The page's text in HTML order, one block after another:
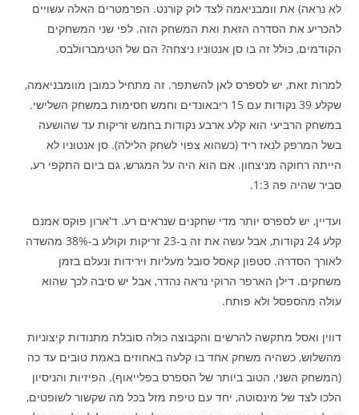
לא נראה) את וומבניאמה לצד לוק קורנט. הפרמטרים האלה עשויים
להכריע את הסדרה הזאת ואת המשחק הזה. לפי שני המשחקים
הקודמים, כולל זה בו סן אנטוניו ניצחה? הם של הטימברוולבס.
למרות זאת, יש לספרס לאן להשתפר. זה מתחיל כמובן מוומבניאמה,
שקלע 39 נקודות עם 15 ריבאונדים וחמש חסימות במשחק השלישי.
במשחק הרביעי הוא קלע ארבע נקודות בחמש זריקות עד שהושעה
בשל המרפק לנאז ריד (כשהוא צפוי לשחק הלילה). סן אנטוניו לא
הייתה רחוקה מניצחון. אם הוא היה על המגרש, גם ביום התקפי רע,
סביר שהיה פה 1:3.
ועדיין, יש לספרס יותר מדי שחקנים שנראים רע. ד'ארון פוקס אמנם
קלע 24 נקודות, אבל עשה את זה ב-23 זריקות וקולע ב-38% מהשדה
לאורך הסדרה. סטפון קאסל סובל מעליות וירידות ונעלם בזמן
משחקים. דילן הארפר הרוקי נראה נהדר, אבל יש סיבה לכך שהוא
עולה מהספסל ולא פותח.
דווין ואסל מתקשה להרשים והקבוצה כולה סובלת מתנודות קיצוניות
מהשלוש, כשהיה משחק אחד בו קלעה באחוזים באמת טובים עד כה
(המשחק השני, הטוב ביותר של הספרס בפלייאוף). הפיזיות והניסיון
הלכו לצד של מינסוטה, יחד עם טיפת מזל בכל מה שקשור לשופטים,